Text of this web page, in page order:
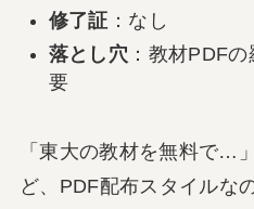
修了証 ：なし
落とし穴 ：教材PDF
要
「東大の教材を無料で…
ど、PDF配布スタイルな